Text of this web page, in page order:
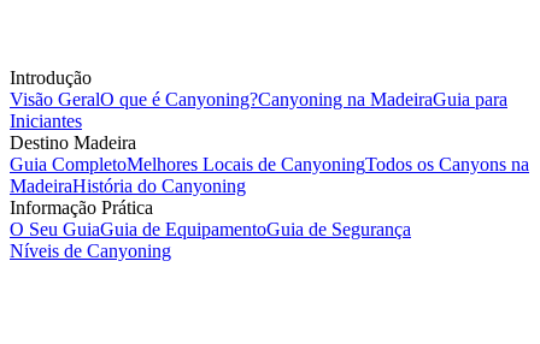
Introdução
Visão GeralO que é Canyoning?Canyoning na MadeiraGuia para
Iniciantes
Destino Madeira
Guia CompletoMelhores Locais de CanyoningTodos os Canyons na
MadeiraHistória do Canyoning
Informação Prática
O Seu GuiaGuia de EquipamentoGuia de Segurança
Níveis de Canyoning